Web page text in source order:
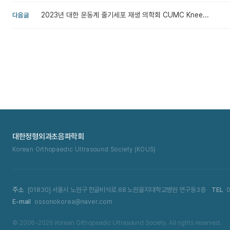
다음글 2023년 대한 운동계 줄기세포 재생 의학회 CUMC Knee...
대한정형외과초음파학회
Korean Orthopaedic Ultrasound Society (KOUS)
주소 [01830] 서울시 노원구 한글비석로 68 노원을지대학교병원 연구동3층 TEL
E-mail ossonokorea@naver.com
© 2006-2026 Korean Orthopaedic Ultrasound Society. All rights reserved.